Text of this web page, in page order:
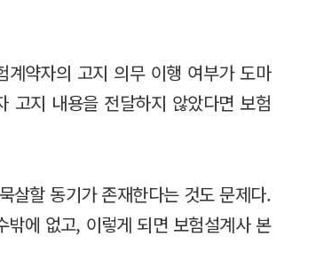
약자의 고지 의무 이행 여부가 도마
고지 내용을 전달하지 않았다면 보험
살할 동기가 존재한다는 것도 문제다.
에 없고, 이렇게 되면 보험설계사 본